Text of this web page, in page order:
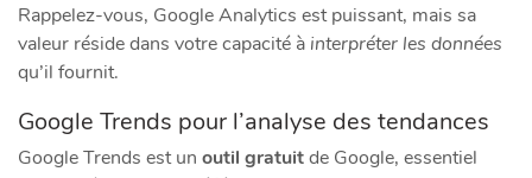
Rappelez-vous, Google Analytics est puissant, mais sa
valeur réside dans votre capacité à interpréter les données
qu’il fournit.
Google Trends pour l’analyse des tendances
Google Trends est un outil gratuitde Google, essentiel